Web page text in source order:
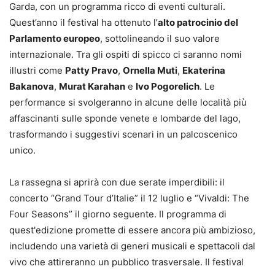
Garda, con un programma ricco di eventi culturali.
Quest’anno il festival ha ottenuto l’alto patrocinio del
Parlamento europeo, sottolineando il suo valore
internazionale. Tra gli ospiti di spicco ci saranno nomi
illustri come Patty Pravo, Ornella Muti, Ekaterina
Bakanova, Murat Karahan e Ivo Pogorelich. Le
performance si svolgeranno in alcune delle località più
affascinanti sulle sponde venete e lombarde del lago,
trasformando i suggestivi scenari in un palcoscenico
unico.
La rassegna si aprirà con due serate imperdibili: il
concerto “Grand Tour d’Italie” il 12 luglio e “Vivaldi: The
Four Seasons” il giorno seguente. Il programma di
quest'edizione promette di essere ancora più ambizioso,
includendo una varietà di generi musicali e spettacoli dal
vivo che attireranno un pubblico trasversale. Il festival